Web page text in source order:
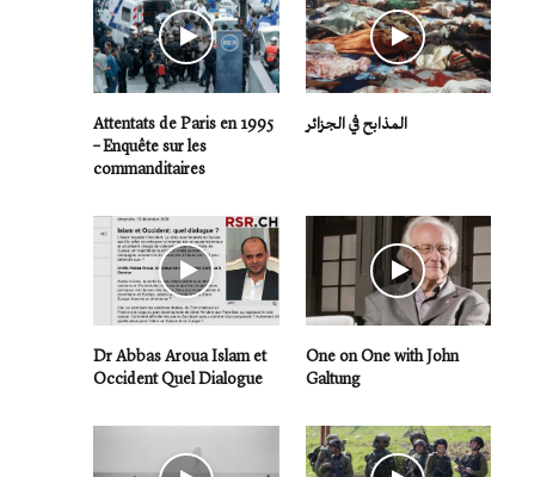
Attentats de Paris en 1995
– Enquête sur les
commanditaires
المذابح في الجزائر
Dr Abbas Aroua Islam et
Occident Quel Dialogue
One on One with John
Galtung